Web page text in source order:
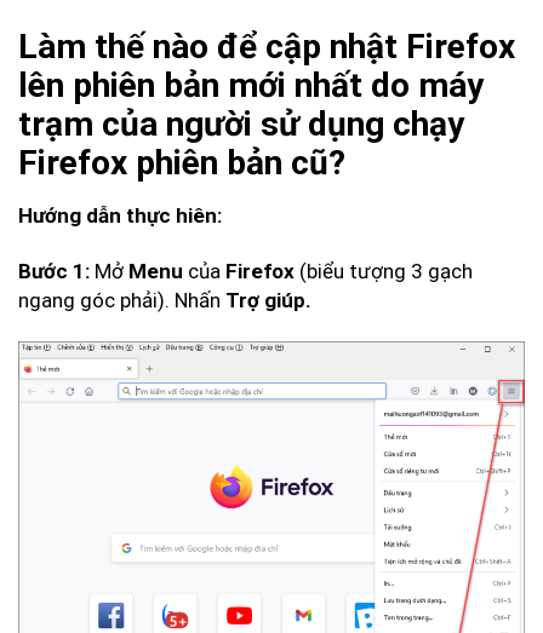
Làm thế nào để cập nhật Firefox
lên phiên bản mới nhất do máy
trạm của người sử dụng chạy
Firefox phiên bản cũ?
Hướng dẫn thực hiên:
Bước 1: Mở Menu của Firefox (biểu tượng 3 gạch
ngang góc phải). Nhấn Trợ giúp.